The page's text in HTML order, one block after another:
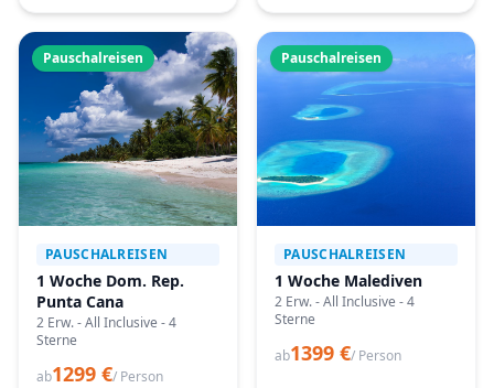
Pauschalreisen
PAUSCHALREISEN
1 Woche Dom. Rep.
Punta Cana
2 Erw. - All Inclusive - 4
Sterne
ab1299 €/ Person
Pauschalreisen
PAUSCHALREISEN
1 Woche Malediven
2 Erw. - All Inclusive - 4
Sterne
ab1399 €/ Person